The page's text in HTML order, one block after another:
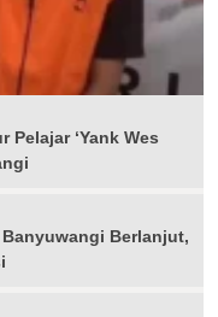
Pelajar ‘Yank Wes
Berlanjut,